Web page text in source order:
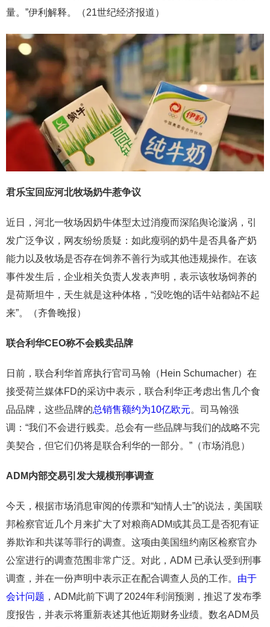
量。”伊利解释。（21世纪经济报道）
君乐宝回应河北牧场奶牛惹争议
近日，河北一牧场因奶牛体型太过消瘦而深陷舆论漩涡，引
发广泛争议，网友纷纷质疑：如此瘦弱的奶牛是否具备产奶
能力以及牧场是否存在饲养不善行为或其他违规操作。在该
事件发生后，企业相关负责人发表声明，表示该牧场饲养的
是荷斯坦牛，天生就是这种体格，“没吃饱的话牛站都站不起
来”。（齐鲁晚报）
联合利华CEO称不会贱卖品牌
日前，联合利华首席执行官司马翰（Hein Schumacher）在
接受荷兰媒体FD的采访中表示，联合利华正考虑出售几个食
品品牌，这些品牌的总销售额约为10亿欧元。司马翰强
调：“我们不会进行贱卖。总会有一些品牌与我们的战略不完
美契合，但它们仍将是联合利华的一部分。”（市场消息）
ADM内部交易引发大规模刑事调查
今天，根据市场消息审阅的传票和“知情人士”的说法，美国联
邦检察官近几个月来扩大了对粮商ADM或其员工是否犯有证
券欺诈和共谋等罪行的调查。这项由美国纽约南区检察官办
公室进行的调查范围非常广泛。对此，ADM 已承认受到刑事
调查，并在一份声明中表示正在配合调查人员的工作。 由于
会计问题 ，ADM此前下调了2024年利润预测，推迟了发布季
度报告，并表示将重新表述其他近期财务业绩。数名ADM员